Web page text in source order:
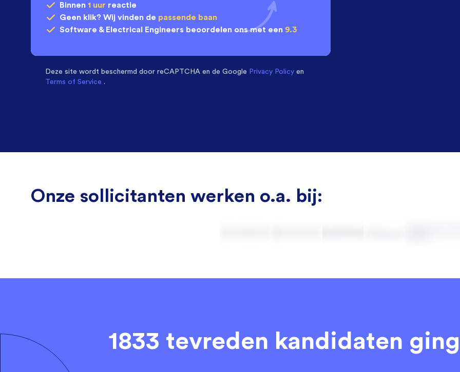
Binnen 1 uur reactie
Geen klik? Wij vinden de passende baan
Software & Electrical Engineers beoordelen ons met een 9.3
Deze site wordt beschermd door reCAPTCHA en de Google Privacy Policy en
Terms of Service .
Onze sollicitanten werken o.a. bij:
1833 tevreden kandidaten